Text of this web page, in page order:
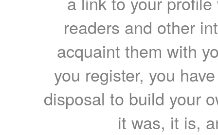
readers and other
acquaint them with
you register, you
disposal to build your
it was, it is,